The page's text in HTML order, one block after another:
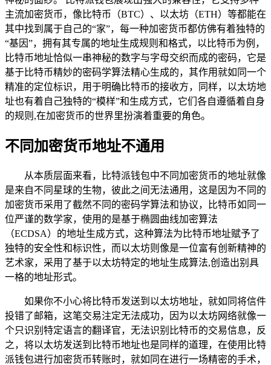
主流加密货币，像比特币（BTC）、以太坊（ETH）等都能在
其中找到属于自己的“家”，每一种加密货币都仿佛有着独特的
“基因”，拥有其专属的地址生成规则和格式，以比特币为例，
比特币地址恰似一串神秘的数字与字母交织而成的密码，它是
基于比特币精妙的密码学算法精心生成的，其作用就如同一个
精准的定位标识，用于明确比特币的接收方，同样，以太坊地
址也有着自己独特的“模样”和生成方式，它们各自遵循着自身
的规则,在加密货币的世界里扮演着重要的角色。
不同加密货币地址不通用
从本质层面来看，比特派钱包中不同加密货币的地址就像
是来自不同星球的生物，彼此之间无法通用，这是因为不同的
加密货币采用了截然不同的密码学算法和协议，比特币如同一
位严谨的数学家，使用的是基于椭圆曲线加密算法
（ECDSA）的地址生成方式，这种算法为比特币地址赋予了
独特的安全性和标识性，而以太坊则像是一位富有创新精神的
艺术家，采用了基于以太坊特定的地址生成算法,创造出别具
一格的地址形式。
如果你不小心将比特币发送到以太坊地址，就如同将信件
投错了邮箱，这笔交易注定无法成功，因为以太坊网络就像一
个只识别特定语言的翻译官，无法识别比特币的交易信息，反
之，将以太坊发送到比特币地址也是同样的道理，在使用比特
派钱包进行加密货币转账时，就如同在进行一场精密的手术，